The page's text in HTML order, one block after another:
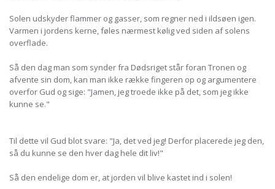
Solen udskyder flammer og gasser, som regner ned i ildsøen igen.
Varmen i jordens kerne, føles nærmest kølig ved siden af solens
overflade.
Så den dag man som synder fra Dødsriget står foran Tronen og
afvente sin dom, kan man ikke række fingeren op og argumentere
overfor Gud og sige: "Jamen, jeg troede ikke på det, som jeg ikke
kunne se."
Til dette vil Gud blot svare: "Ja, det ved jeg! Derfor placerede jeg den,
så du kunne se den hver dag hele dit liv!"
Så den endelige dom er, at jorden vil blive kastet ind i solen!